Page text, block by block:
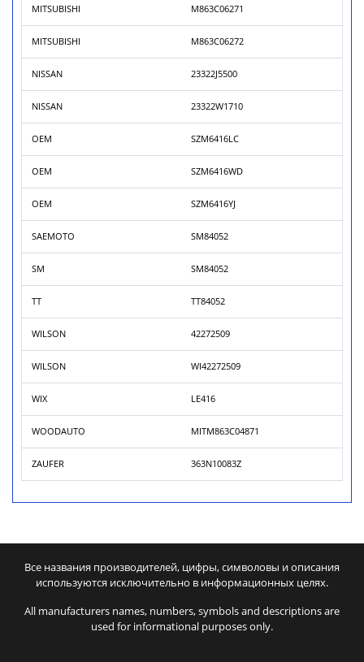
MITSUBISHI M863C06271
MITSUBISHI M863C06272
NISSAN 23322J5500
NISSAN 23322W1710
OEM SZM6416LC
OEM SZM6416WD
OEM SZM6416YJ
SAEMOTO SM84052
SM SM84052
TT TT84052
WILSON 42272509
WILSON WI42272509
WIX LE416
WOODAUTO MITM863C04871
ZAUFER 363N10083Z
Все названия производителей, цифры, символовы и описания
используются исключительно в информационных целях.
All manufacturers names, numbers, symbols and descriptions are
used for informational purposes only.